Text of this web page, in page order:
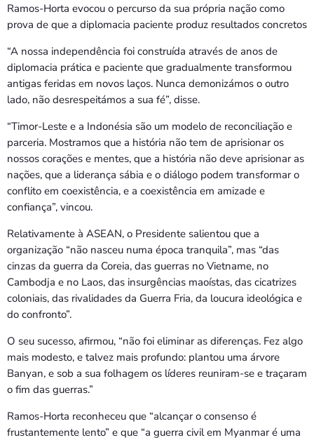
Ramos-Horta evocou o percurso da sua própria nação como
prova de que a diplomacia paciente produz resultados concretos
“A nossa independência foi construída através de anos de
diplomacia prática e paciente que gradualmente transformou
antigas feridas em novos laços. Nunca demonizámos o outro
lado, não desrespeitámos a sua fé”, disse.
“Timor-Leste e a Indonésia são um modelo de reconciliação e
parceria. Mostramos que a história não tem de aprisionar os
nossos corações e mentes, que a história não deve aprisionar as
nações, que a liderança sábia e o diálogo podem transformar o
conflito em coexistência, e a coexistência em amizade e
confiança”, vincou.
Relativamente à ASEAN, o Presidente salientou que a
organização “não nasceu numa época tranquila”, mas “das
cinzas da guerra da Coreia, das guerras no Vietname, no
Cambodja e no Laos, das insurgências maoístas, das cicatrizes
coloniais, das rivalidades da Guerra Fria, da loucura ideológica e
do confronto”.
O seu sucesso, afirmou, “não foi eliminar as diferenças. Fez algo
mais modesto, e talvez mais profundo: plantou uma árvore
Banyan, e sob a sua folhagem os líderes reuniram-se e traçaram
o fim das guerras.”
Ramos-Horta reconheceu que “alcançar o consenso é
frustantemente lento” e que “a guerra civil em Myanmar é uma